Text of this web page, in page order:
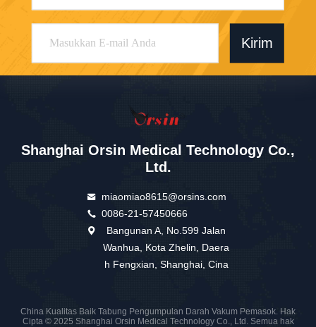
Kirim
Shanghai Orsin Medical Technology Co.,
Ltd.
miaomiao8615@orsins.com
0086-21-57450666
Bangunan A, No.599 Jalan
Wanhua, Kota Zhelin, Daera
h Fengxian, Shanghai, Cina
China Kualitas Baik Tabung Pengumpulan Darah Vakum Pemasok. Hak
Cipta © 2025 Shanghai Orsin Medical Technology Co., Ltd. Semua hak